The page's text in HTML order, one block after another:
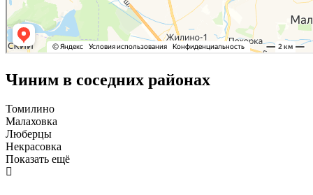
Чиним в соседних районах
Томилино
Малаховка
Люберцы
Некрасовка
Показать ещё